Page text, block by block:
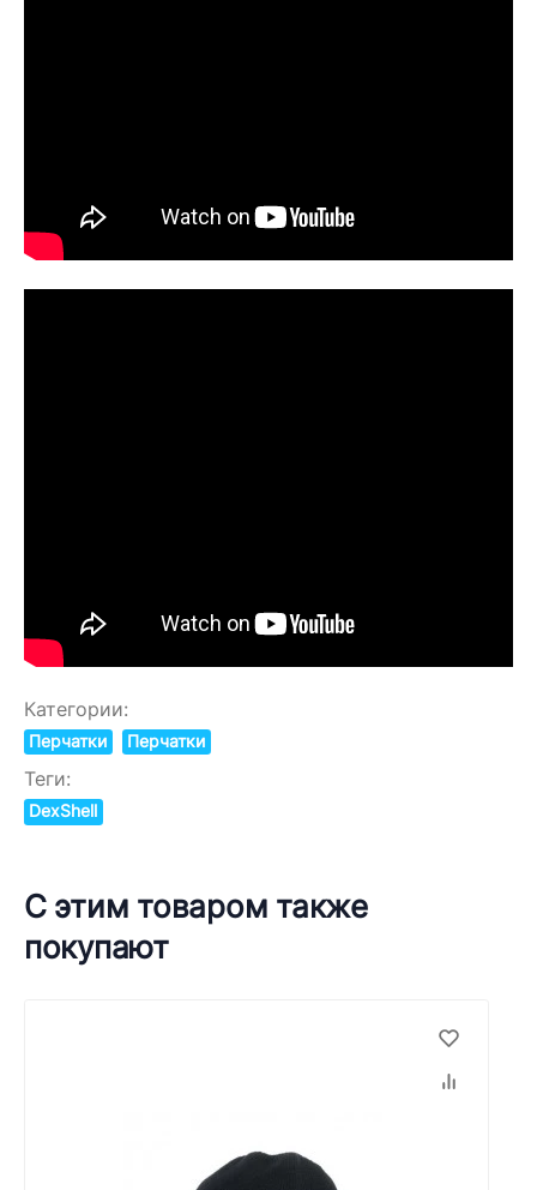
Категории:
Перчатки Перчатки
Теги:
DexShell
С этим товаром также
покупают